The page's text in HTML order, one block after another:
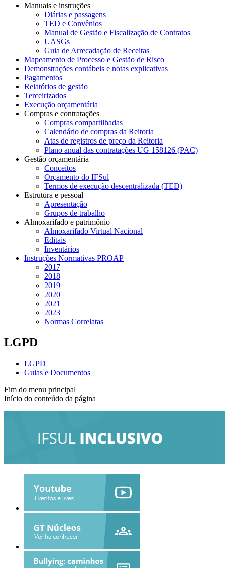
Manuais e instruções
Diárias e passagens
TED e Convênios
Manual de Gestão e Fiscalização de Contratos
UASGs
Guia de Arrecadação de Receitas
Mapeamento de Processo e Gestão de Risco
Demonstrações contábeis e notas explicativas
Pagamentos
Relatórios de gestão
Terceirizados
Execução orçamentária
Compras e contratações
Compras compartilhadas
Calendário de compras da Reitoria
Atas de registros de preço da Reitoria
Plano anual das contratações UG 158126 (PAC)
Gestão orçamentária
Conceitos
Orçamento do IFSul
Termos de execução descentralizada (TED)
Estrutura e pessoal
Apresentação
Grupos de trabalho
Almoxarifado e patrimônio
Almoxarifado Virtual Nacional
Editais
Inventários
Instruções Normativas PROAP
2017
2018
2019
2020
2021
2023
Normas Correlatas
LGPD
LGPD
Guias e Documentos
Fim do menu principal
Início do conteúdo da página